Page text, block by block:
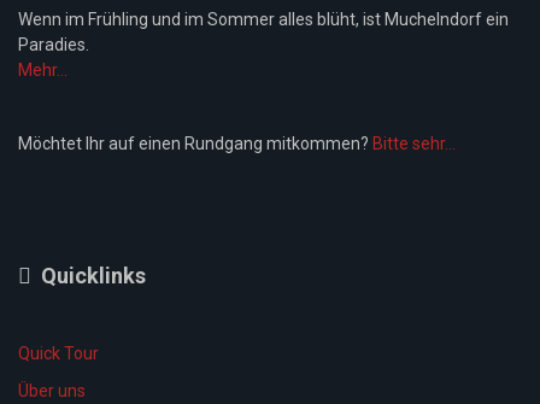
Wenn im Frühling und im Sommer alles blüht, ist Muchelndorf ein
Paradies.
Mehr...
Möchtet Ihr auf einen Rundgang mitkommen? Bitte sehr...
Quicklinks
Quick Tour
Über uns